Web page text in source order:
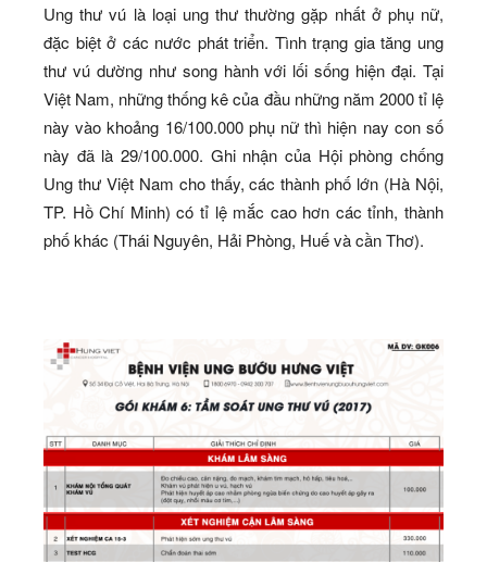
Ung thư vú là loại ung thư thường gặp nhất ở phụ nữ,
đặc biệt ở các nước phát triển. Tình trạng gia tăng ung
thư vú dường như song hành với lối sống hiện đại. Tại
Việt Nam, những thống kê của đầu những năm 2000 tỉ lệ
này vào khoảng 16/100.000 phụ nữ thì hiện nay con số
này đã là 29/100.000. Ghi nhận của Hội phòng chống
Ung thư Việt Nam cho thấy, các thành phố lớn (Hà Nội,
TP. Hồ Chí Minh) có tỉ lệ mắc cao hơn các tỉnh, thành
phố khác (Thái Nguyên, Hải Phòng, Huế và cần Thơ).